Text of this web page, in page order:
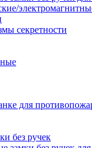
секретности
для
без ручек